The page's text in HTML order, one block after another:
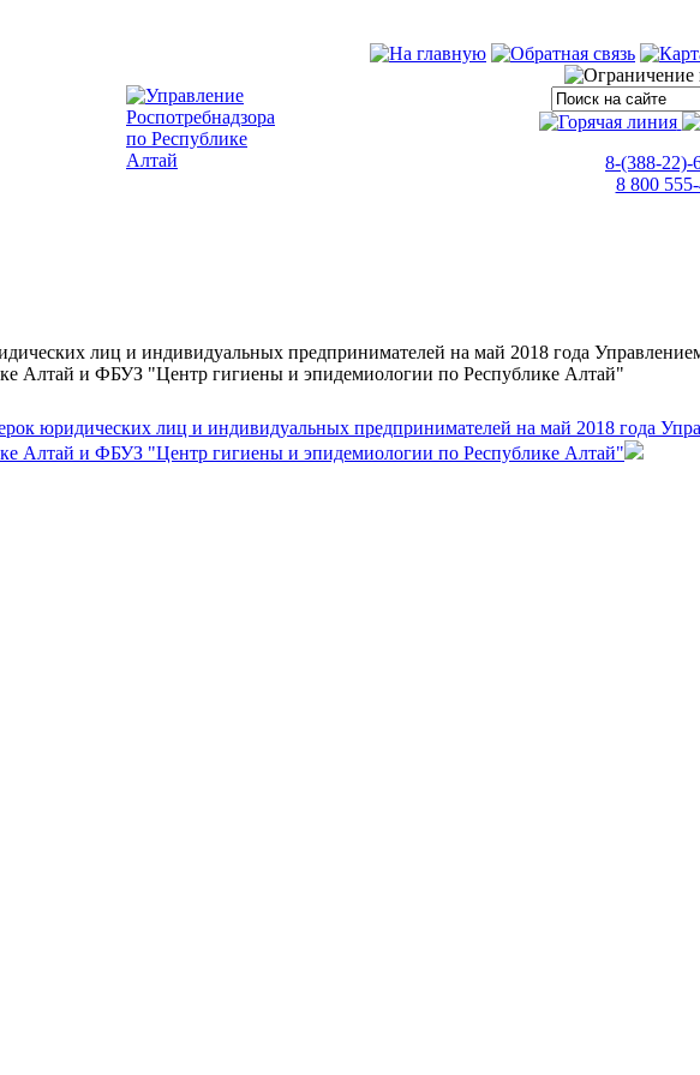
8-(388-22)-
8 800
лиц и индивидуальных предпринимателей на май 2018 года
Алтай и ФБУЗ "Центр гигиены и эпидемиологии по Республике Алтай"
юридических лиц и индивидуальных предпринимателей на май 2018 года
Алтай и ФБУЗ "Центр гигиены и эпидемиологии по Республике Алтай"